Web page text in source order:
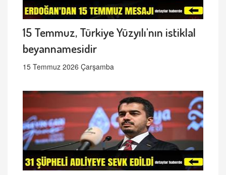
15 Temmuz, Türkiye Yüzyılı'nın istiklal
beyannamesidir
15 Temmuz 2026 Çarşamba